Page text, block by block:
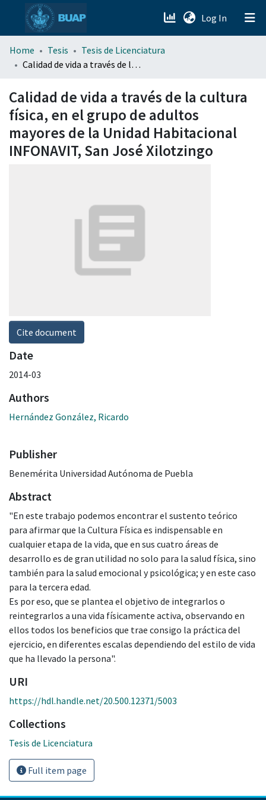
Log In (current)
menu.section.about_menu
Home Tesis
Tesis de Licenciatura
Calidad de vida a través de la cultura física, en el grupo de adultos mayores de la Unidad Habitacional INFONAVIT, San José Xilotzingo
Calidad de vida a través de la cultura
física, en el grupo de adultos
mayores de la Unidad Habitacional
INFONAVIT, San José Xilotzingo
Cite document
Date
2014-03
Authors
Hernández González, Ricardo
Publisher
Benemérita Universidad Autónoma de Puebla
Abstract
"En este trabajo podemos encontrar el sustento teórico
para afirmar que la Cultura Física es indispensable en
cualquier etapa de la vida, que en sus cuatro áreas de
desarrollo es de gran utilidad no solo para la salud física, sino
también para la salud emocional y psicológica; y en este caso
para la tercera edad.
Es por eso, que se plantea el objetivo de integrarlos o
reintegrarlos a una vida físicamente activa, observando en
ellos todos los beneficios que trae consigo la práctica del
ejercicio, en diferentes escalas dependiendo del estilo de vida
que ha llevado la persona".
URI
https://hdl.handle.net/20.500.12371/5003
Collections
Tesis de Licenciatura
Full item page